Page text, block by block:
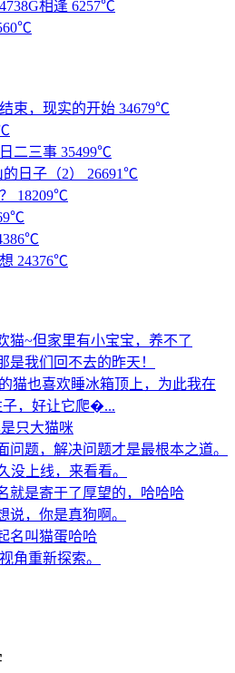
相逢 6257℃
束，现实的开始 34679℃
二三事 35499℃
日子（2） 26691℃
18209℃
24376℃
猫~但家里有小宝宝，养不了
是我们回不去的昨天！
猫也喜欢睡冰箱顶上，为此我在
子，好让它爬�...
只大猫咪
问题，解决问题才是最根本之道。
没上线，来看看。
就是寄于了厚望的，哈哈哈
说，你是真狗啊。
名叫猫蛋哈哈
角重新探索。